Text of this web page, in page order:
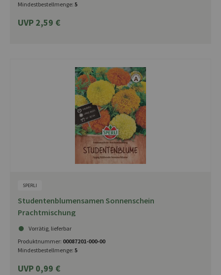
Mindestbestellmenge: 5
UVP 2,59 €
SPERLI
Studentenblumensamen Sonnenschein
Prachtmischung
Vorrätig, lieferbar
Produktnummer: 00087201-000-00
Mindestbestellmenge: 5
UVP 0,99 €